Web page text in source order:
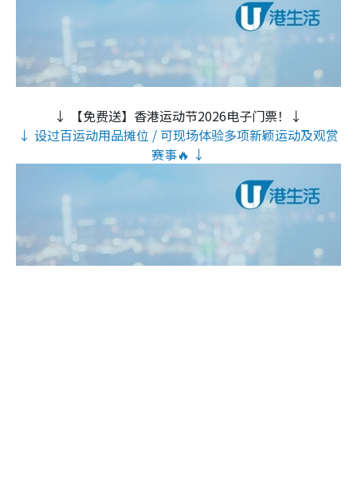
↓ 【免费送】香港运动节2026电子门票！↓
↓ 设过百运动用品摊位 / 可现场体验多项新颖运动及观赏
赛事🔥 ↓